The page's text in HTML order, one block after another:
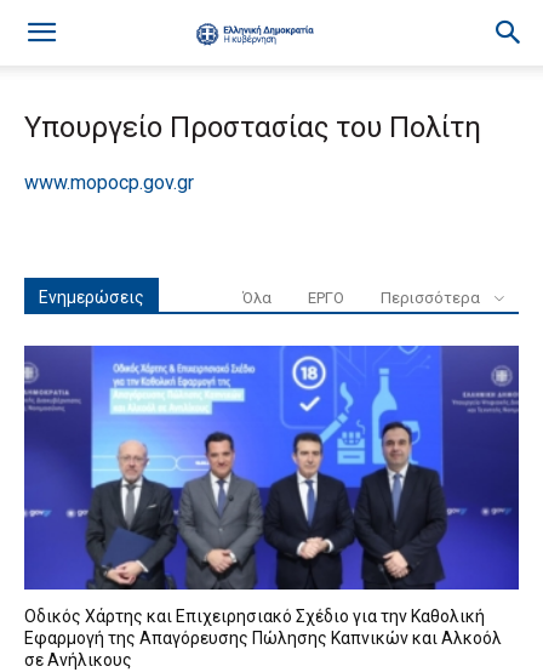
Υπουργείο Προστασίας του Πολίτη
www.mopocp.gov.gr
Ενημερώσεις Όλα ΕΡΓΟ Περισσότερα
Οδικός Χάρτης και Επιχειρησιακό Σχέδιο για την Καθολική
Εφαρμογή της Απαγόρευσης Πώλησης Καπνικών και Αλκοόλ
σε Ανήλικους